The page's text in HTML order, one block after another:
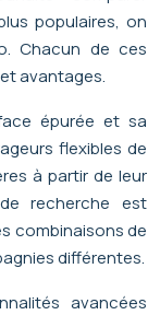
populaires, on
Chacun de ces
avantages.
épurée et sa
flexibles de
à partir de leur
recherche est
combinaisons de
différentes.
avancées